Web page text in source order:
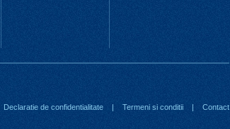
Contact
|
Termeni si conditii
|
Declaratie de confidentialitate